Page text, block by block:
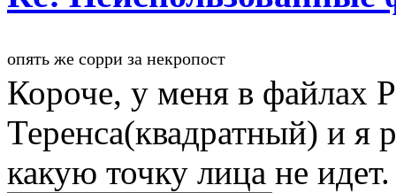
опять же сорри за некропост
Короче, у меня в файлах
Теренса(квадратный) и я
какую точку лица не идет.